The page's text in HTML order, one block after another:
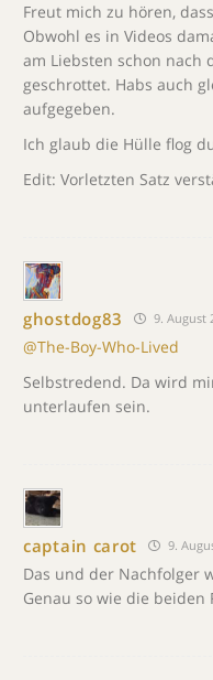
Freut mich zu hören,
Obwohl es in Videos
am Liebsten schon nach
geschrottet. Habs auch
aufgegeben.
Ich glaub die Hülle flog
Edit: Vorletzten Satz
ghostdog83 9. August
@The-Boy-Who-Lived
Selbstredend. Da wird
unterlaufen sein.
captain carot 9.
Das und der Nachfolger
Genau so wie die beiden